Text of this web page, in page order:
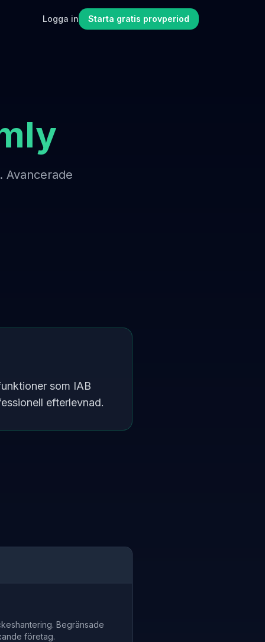
Logga in Starta gratis provperiod
Avancerade
som IAB
efterlevnad.
Begränsade
företag.